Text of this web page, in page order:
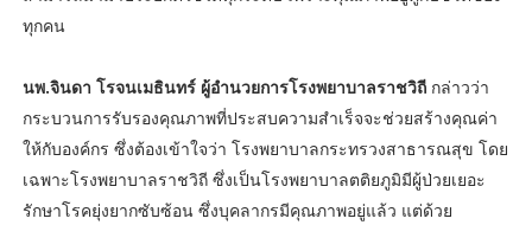
ทุกคน
นพ.จินดา โรจนเมธินทร์ ผู้อำนวยการโรงพยาบาลราชวิถี กล่าวว่า
กระบวนการรับรองคุณภาพที่ประสบความสำเร็จจะช่วยสร้างคุณค่า
ให้กับองค์กร ซึ่งต้องเข้าใจว่า โรงพยาบาลกระทรวงสาธารณสุข โดย
เฉพาะโรงพยาบาลราชวิถี ซึ่งเป็นโรงพยาบาลตติยภูมิมีผู้ป่วยเยอะ
รักษาโรคยุ่งยากซับซ้อน ซึ่งบุคลากรมีคุณภาพอยู่แล้ว แต่ด้วย